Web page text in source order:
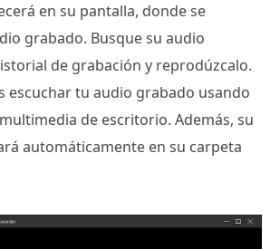
en su pantalla, donde se
grabado. Busque su audio
de grabación y reprodúzcalo.
escuchar tu audio grabado usando
de escritorio. Además, su
automáticamente en su carpeta